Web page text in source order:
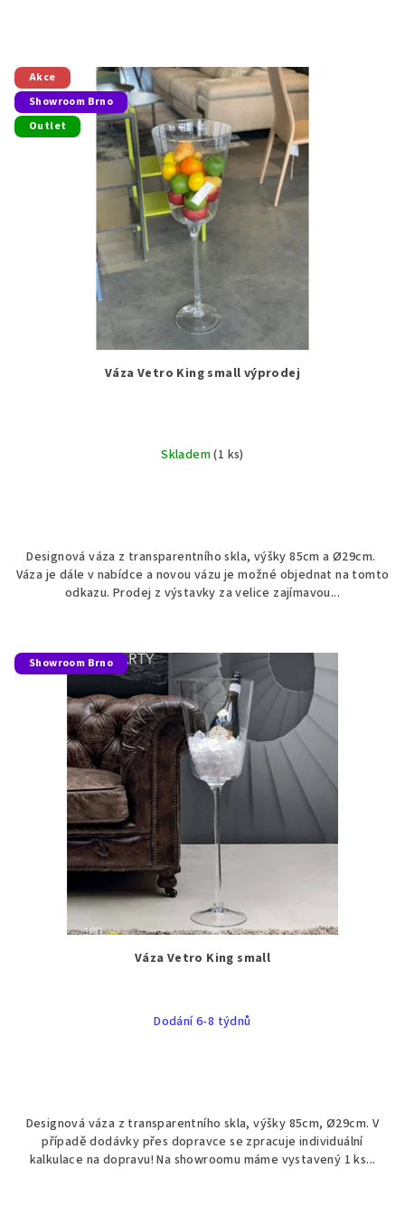
Akce
Showroom Brno
Outlet
Váza Vetro King small výprodej
Skladem(1 ks)
Designová váza z transparentního skla, výšky 85cm a Ø29cm.
Váza je dále v nabídce a novou vázu je možné objednat na tomto
odkazu. Prodej z výstavky za velice zajímavou...
Showroom Brno
Váza Vetro King small
Dodání 6-8 týdnů
Designová váza z transparentního skla, výšky 85cm, Ø29cm. V
případě dodávky přes dopravce se zpracuje individuální
kalkulace na dopravu! Na showroomu máme vystavený 1 ks...